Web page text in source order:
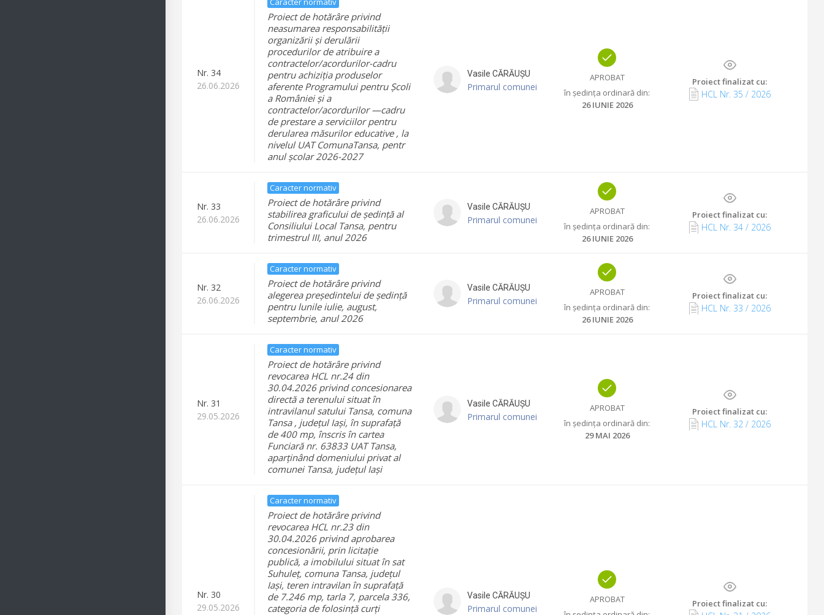
Nr. 34
26.06.2026
Proiect de hotărâre privind
neasumarea responsabilității
organizării și derulării
procedurilor de atribuire a
contractelor/acordurilor-cadru
pentru achiziția produselor
aferente Programului pentru Școli
a României și a
contractelor/acordurilor —cadru
de prestare a serviciilor pentru
derularea măsurilor educative , la
nivelul UAT ComunaTansa, pentr
anul școlar 2026-2027
Vasile CĂRĂUȘU
Primarul comunei
APROBAT
în ședința ordinară din:
26 IUNIE 2026
Proiect finalizat cu:
HCL Nr. 35 / 2026
Nr. 33
26.06.2026
Caracter normativ
Proiect de hotărâre privind
stabilirea graficului de ședință al
Consiliului Local Tansa, pentru
trimestrul III, anul 2026
Vasile CĂRĂUȘU
Primarul comunei
APROBAT
în ședința ordinară din:
26 IUNIE 2026
Proiect finalizat cu:
HCL Nr. 34/ 2026
Nr. 32
26.06.2026
Caracter normativ
Proiect de hotărâre privind
alegerea președintelui de ședință
pentru lunile iulie, august,
septembrie, anul 2026
Vasile CĂRĂUȘU
Primarul comunei
APROBAT
în ședința ordinară din:
26 IUNIE 2026
Proiect finalizat cu:
HCL Nr. 33 / 2026
Nr. 31
29.05.2026
Caracter normativ
Proiect de hotărâre privind
revocarea HCL nr.24 din
30.04.2026 privind concesionarea
directă a terenului situat în
intravilanul satului Tansa, comuna
Tansa , județul Iași, în suprafață
de 400 mp, înscris în cartea
Funciară nr. 63833 UAT Tansa,
aparținând domeniului privat al
comunei Tansa, județul Iași
Vasile CĂRĂUȘU
Primarul comunei
APROBAT
în ședința ordinară din:
29 MAI 2026
Proiect finalizat cu:
HCL Nr. 32/ 2026
Nr. 30
29.05.2026
Caracter normativ
Proiect de hotărâre privind
revocarea HCL nr.23 din
30.04.2026 privind aprobarea
concesionării, prin licitație
publică, a imobilului situat în sat
Suhuleț, comuna Tansa, județul
Iași, teren intravilan în suprafață
de 7.246 mp, tarla 7, parcela 336,
categoria de folosință curți
Vasile CĂRĂUȘU
Primarul comunei
APROBAT
Proiect finalizat cu: